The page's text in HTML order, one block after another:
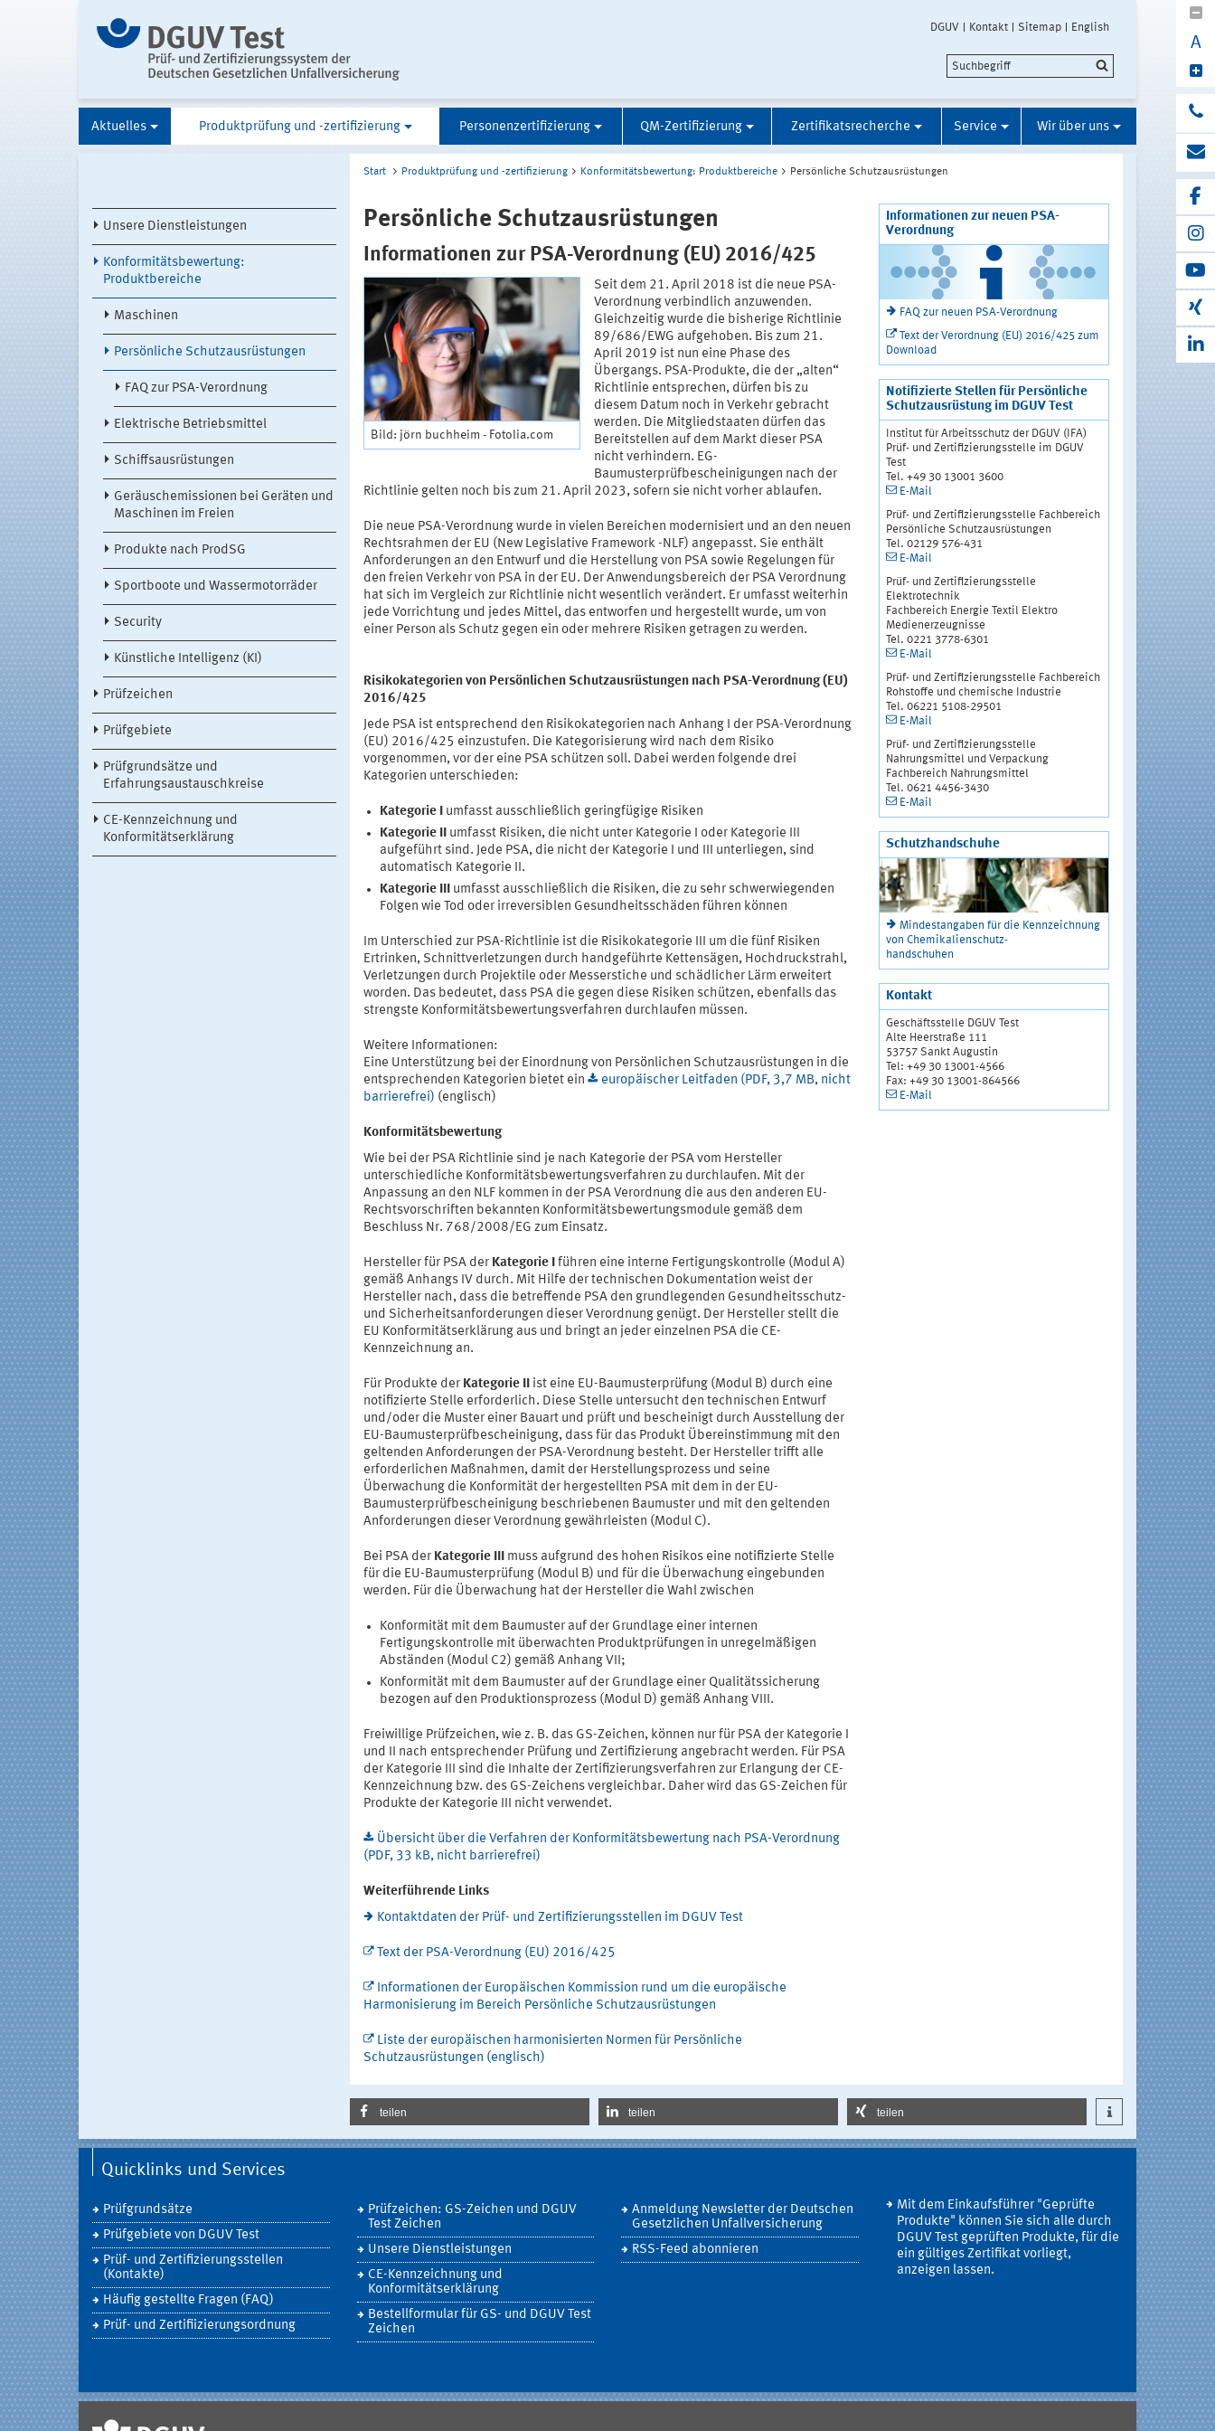
DGUV Kontakt Sitemap English
A
Aktuelles Produktprüfung und -zertifizierung Personenzertifizierung QM-Zertifizierung Zertifikatsrecherche Service Wir über uns
Unsere Dienstleistungen
Konformitätsbewertung:
Produktbereiche
Maschinen
Persönliche Schutzausrüstungen
FAQ zur PSA-Verordnung
Elektrische Betriebsmittel
Schiffsausrüstungen
Geräuschemissionen bei Geräten und
Maschinen im Freien
Produkte nach ProdSG
Sportboote und Wassermotorräder
Security
Künstliche Intelligenz (KI)
Prüfzeichen
Prüfgebiete
Prüfgrundsätze und
Erfahrungsaustauschkreise
CE-Kennzeichnung und
Konformitätserklärung
Start Produktprüfung und -zertifizierung Konformitätsbewertung: Produktbereiche Persönliche Schutzausrüstungen
Persönliche Schutzausrüstungen
Informationen zur PSA-Verordnung (EU) 2016/425
Bild: jörn buchheim - Fotolia.com
Seit dem 21. April 2018 ist die neue PSA-
Verordnung verbindlich anzuwenden.
Gleichzeitig wurde die bisherige Richtlinie
89/686/EWG aufgehoben. Bis zum 21.
April 2019 ist nun eine Phase des
Übergangs. PSA-Produkte, die der „alten“
Richtlinie entsprechen, dürfen bis zu
diesem Datum noch in Verkehr gebracht
werden. Die Mitgliedstaaten dürfen das
Bereitstellen auf dem Markt dieser PSA
nicht verhindern. EG-
Baumusterprüfbescheinigungen nach der
Richtlinie gelten noch bis zum 21. April 2023, sofern sie nicht vorher ablaufen.
Die neue PSA-Verordnung wurde in vielen Bereichen modernisiert und an den neuen
Rechtsrahmen der EU (New Legislative Framework -NLF) angepasst. Sie enthält
Anforderungen an den Entwurf und die Herstellung von PSA sowie Regelungen für
den freien Verkehr von PSA in der EU. Der Anwendungsbereich der PSA Verordnung
hat sich im Vergleich zur Richtlinie nicht wesentlich verändert. Er umfasst weiterhin
jede Vorrichtung und jedes Mittel, das entworfen und hergestellt wurde, um von
einer Person als Schutz gegen ein oder mehrere Risiken getragen zu werden.
Risikokategorien von Persönlichen Schutzausrüstungen nach PSA-Verordnung (EU)
2016/425
Jede PSA ist entsprechend den Risikokategorien nach Anhang I der PSA-Verordnung
(EU) 2016/425 einzustufen. Die Kategorisierung wird nach dem Risiko
vorgenommen, vor der eine PSA schützen soll. Dabei werden folgende drei
Kategorien unterschieden:
Kategorie I umfasst ausschließlich geringfügige Risiken
Kategorie IIumfasst Risiken, die nicht unter Kategorie I oder Kategorie III
aufgeführt sind. Jede PSA, die nicht der Kategorie I und III unterliegen, sind
automatisch Kategorie II.
Kategorie III umfasst ausschließlich die Risiken, die zu sehr schwerwiegenden
Folgen wie Tod oder irreversiblen Gesundheitsschäden führen können
Im Unterschied zur PSA-Richtlinie ist die Risikokategorie III um die fünf Risiken
Ertrinken, Schnittverletzungen durch handgeführte Kettensägen, Hochdruckstrahl,
Verletzungen durch Projektile oder Messerstiche und schädlicher Lärm erweitert
worden. Das bedeutet, dass PSA die gegen diese Risiken schützen, ebenfalls das
strengste Konformitätsbewertungsverfahren durchlaufen müssen.
Weitere Informationen:
Eine Unterstützung bei der Einordnung von Persönlichen Schutzausrüstungen in die
entsprechenden Kategorien bietet ein
europäischer Leitfaden (PDF, 3,7 MB, nicht
barrierefrei) (englisch)
Konformitätsbewertung
Wie bei der PSA Richtlinie sind je nach Kategorie der PSA vom Hersteller
unterschiedliche Konformitätsbewertungsverfahren zu durchlaufen. Mit der
Anpassung an den NLF kommen in der PSA Verordnung die aus den anderen EU-
Rechtsvorschriften bekannten Konformitätsbewertungsmodule gemäß dem
Beschluss Nr. 768/2008/EG zum Einsatz.
Hersteller für PSA der Kategorie I führen eine interne Fertigungskontrolle (Modul A)
gemäß Anhangs IV durch. Mit Hilfe der technischen Dokumentation weist der
Hersteller nach, dass die betreffende PSA den grundlegenden Gesundheitsschutz-
und Sicherheitsanforderungen dieser Verordnung genügt. Der Hersteller stellt die
EU Konformitätserklärung aus und bringt an jeder einzelnen PSA die CE-
Kennzeichnung an.
Für Produkte der Kategorie II ist eine EU-Baumusterprüfung (Modul B) durch eine
notifizierte Stelle erforderlich. Diese Stelle untersucht den technischen Entwurf
und/oder die Muster einer Bauart und prüft und bescheinigt durch Ausstellung der
EU-Baumusterprüfbescheinigung, dass für das Produkt Übereinstimmung mit den
geltenden Anforderungen der PSA-Verordnung besteht. Der Hersteller trifft alle
erforderlichen Maßnahmen, damit der Herstellungsprozess und seine
Überwachung die Konformität der hergestellten PSA mit dem in der EU-
Baumusterprüfbescheinigung beschriebenen Baumuster und mit den geltenden
Anforderungen dieser Verordnung gewährleisten (Modul C).
Bei PSA der Kategorie III muss aufgrund des hohen Risikos eine notifizierte Stelle
für die EU-Baumusterprüfung (Modul B) und für die Überwachung eingebunden
werden. Für die Überwachung hat der Hersteller die Wahl zwischen
Konformität mit dem Baumuster auf der Grundlage einer internen
Fertigungskontrolle mit überwachten Produktprüfungen in unregelmäßigen
Abständen (Modul C2) gemäß Anhang VII;
Konformität mit dem Baumuster auf der Grundlage einer Qualitätssicherung
bezogen auf den Produktionsprozess (Modul D) gemäß Anhang VIII.
Freiwillige Prüfzeichen, wie z. B. das GS-Zeichen, können nur für PSA der Kategorie I
und II nach entsprechender Prüfung und Zertifizierung angebracht werden. Für PSA
der Kategorie III sind die Inhalte der Zertifizierungsverfahren zur Erlangung der CE-
Kennzeichnung bzw. des GS-Zeichens vergleichbar. Daher wird das GS-Zeichen für
Produkte der Kategorie III nicht verwendet.
Übersicht über die Verfahren der Konformitätsbewertung nach PSA-Verordnung
(PDF, 33 kB, nicht barrierefrei)
Weiterführende Links
Kontaktdaten der Prüf- und Zertifizierungsstellen im DGUV Test
Text der PSA-Verordnung (EU) 2016/425
Informationen der Europäischen Kommission rund um die europäische
Harmonisierung im Bereich Persönliche Schutzausrüstungen
Liste der europäischen harmonisierten Normen für Persönliche
Schutzausrüstungen (englisch)
Informationen zur neuen PSA-
Verordnung
FAQ zur neuen PSA-Verordnung
Text der Verordnung (EU) 2016/425 zum
Download
Notifizierte Stellen für Persönliche
Schutzausrüstung im DGUV Test
Institut für Arbeitsschutz der DGUV (IFA)
Prüf- und Zertifizierungsstelle im DGUV
Test
Tel. +49 30 13001 3600
E-Mail
Prüf- und Zertifizierungsstelle Fachbereich
Persönliche Schutzausrüstungen
Tel. 02129 576-431
E-Mail
Prüf- und Zertifizierungsstelle
Elektrotechnik
Fachbereich Energie Textil Elektro
Medienerzeugnisse
Tel. 0221 3778-6301
E-Mail
Prüf- und Zertifizierungsstelle Fachbereich
Rohstoffe und chemische Industrie
Tel. 06221 5108-29501
E-Mail
Prüf- und Zertifizierungsstelle
Nahrungsmittel und Verpackung
Fachbereich Nahrungsmittel
Tel. 0621 4456-3430
E-Mail
Schutzhandschuhe
Mindestangaben für die Kennzeichnung
von Chemikalienschutz-
handschuhen
Kontakt
Geschäftsstelle DGUV Test
Alte Heerstraße 111
53757 Sankt Augustin
Tel: +49 30 13001-4566
Fax: +49 30 13001-864566
E-Mail
teilen teilen teilen
Quicklinks und Services
Prüfgrundsätze
Prüfgebiete von DGUV Test
Prüf- und Zertifizierungsstellen
(Kontakte)
Häufig gestellte Fragen (FAQ)
Prüf- und Zertifiizierungsordnung
Prüfzeichen: GS-Zeichen und DGUV
Test Zeichen
Unsere Dienstleistungen
CE-Kennzeichnung und
Konformitätserklärung
Bestellformular für GS- und DGUV Test
Zeichen
Anmeldung Newsletter der Deutschen
Gesetzlichen Unfallversicherung
RSS-Feed abonnieren
Mit dem Einkaufsführer "Geprüfte
Produkte" können Sie sich alle durch
DGUV Test geprüften Produkte, für die
ein gültiges Zertifikat vorliegt,
anzeigen lassen.